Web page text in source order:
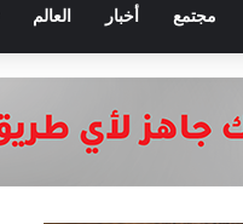
مجتمع أخبار العالم